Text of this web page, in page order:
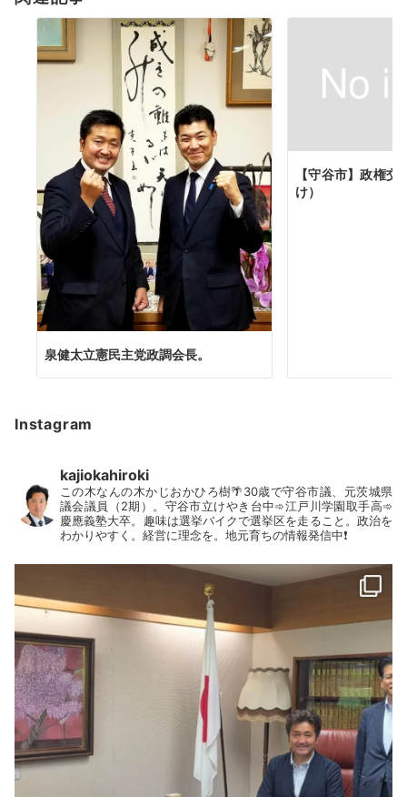
ン
泉健太立憲民主党政調会長。
【守谷市】政権
け）
Instagram
kajiokahiroki
この木なんの木かじおかひろ樹🌴30歳で守谷市議、元茨城県
議会議員（2期）。守谷市立けやき台中➾江戸川学園取手高➾
慶應義塾大卒。趣味は選挙バイクで選挙区を走ること。政治を
わかりやすく。経営に理念を。地元育ちの情報発信中❗